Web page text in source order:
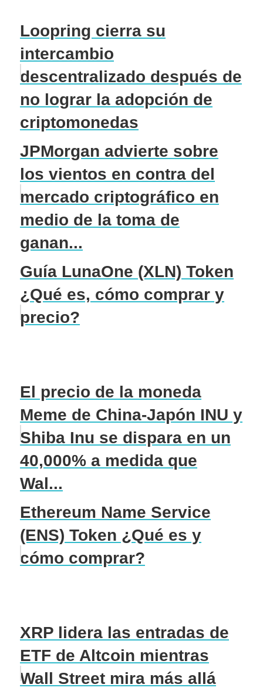
Loopring cierra su
intercambio
descentralizado después de
no lograr la adopción de
criptomonedas
JPMorgan advierte sobre
los vientos en contra del
mercado criptográfico en
medio de la toma de
ganan...
Guía LunaOne (XLN) Token
¿Qué es, cómo comprar y
precio?
El precio de la moneda
Meme de China-Japón INU y
Shiba Inu se dispara en un
40,000% a medida que
Wal...
Ethereum Name Service
(ENS) Token ¿Qué es y
cómo comprar?
XRP lidera las entradas de
ETF de Altcoin mientras
Wall Street mira más allá